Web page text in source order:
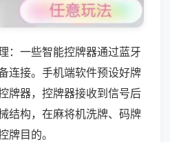
：一些智能控牌器通过蓝牙
连接。手机端软件预设好牌
牌器，控牌器接收到信号后
结构，在麻将机洗牌、码牌
牌目的。